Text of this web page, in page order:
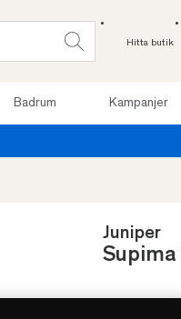
Hitta butik
Badrum Kampanjer
Juniper